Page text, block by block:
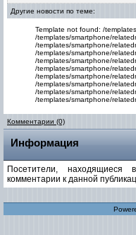
Другие новости по теме:
Template not found: /
/templates/smartphone/
/templates/smartphone/
/templates/smartphone/
/templates/smartphone/
/templates/smartphone/
/templates/smartphone/
/templates/smartphone/
/templates/smartphone/
/templates/smartphone/
Комментарии (0)
Информация
Посетители, находящиеся
комментарии к данной